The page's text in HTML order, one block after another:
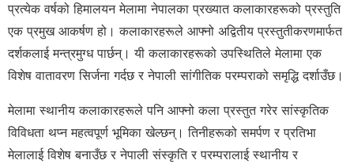
प्रत्येक वर्षको हिमालयन मेलामा नेपालका प्रख्यात कलाकारहरूको प्रस्तुति
एक प्रमुख आकर्षण हो। कलाकारहरूले आफ्नो अद्वितीय प्रस्तुतीकरणमार्फत
दर्शकलाई मन्त्रमुग्ध पार्छन्। यी कलाकारहरूको उपस्थितिले मेलामा एक
विशेष वातावरण सिर्जना गर्दछ र नेपाली सांगीतिक परम्पराको समृद्धि दर्शाउँछ।
मेलामा स्थानीय कलाकारहरूले पनि आफ्नो कला प्रस्तुत गरेर सांस्कृतिक
विविधता थप्न महत्वपूर्ण भूमिका खेल्छन्। तिनीहरूको समर्पण र प्रतिभा
मेलालाई विशेष बनाउँछ र नेपाली संस्कृति र परम्परालाई स्थानीय र